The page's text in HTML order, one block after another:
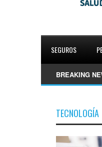
SEGUROS
BREAKING
Reporta Grupo Universal
TECNOLOGÍA